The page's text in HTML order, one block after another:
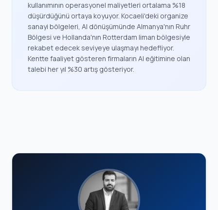
kullanımının operasyonel maliyetleri ortalama %18
düşürdüğünü ortaya koyuyor. Kocaeli'deki organize
sanayi bölgeleri, AI dönüşümünde Almanya'nın Ruhr
Bölgesi ve Hollanda'nın Rotterdam liman bölgesiyle
rekabet edecek seviyeye ulaşmayı hedefliyor.
Kentte faaliyet gösteren firmaların AI eğitimine olan
talebi her yıl %30 artış gösteriyor.